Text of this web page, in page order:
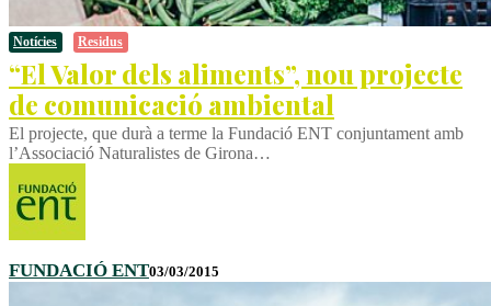
Notícies Residus
“El Valor dels aliments”, nou projecte
de comunicació ambiental
El projecte, que durà a terme la Fundació ENT conjuntament amb
l’Associació Naturalistes de Girona…
FUNDACIÓ ENT03/03/2015